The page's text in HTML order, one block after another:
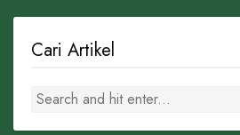
Cari Artikel